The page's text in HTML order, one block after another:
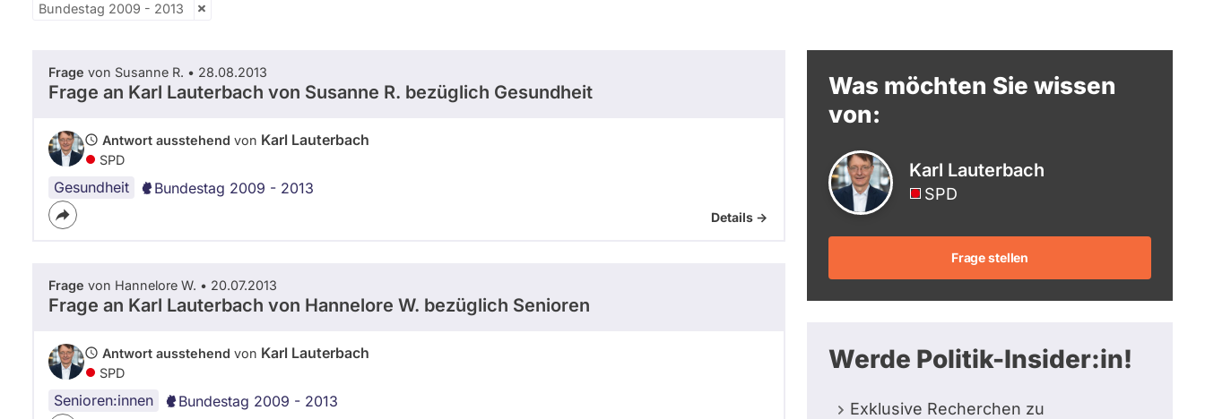
Bundestag 2009 - 2013
Frage von Susanne R. • 28.08.2013
Frage an Karl Lauterbach von Susanne R. bezüglich Gesundheit
Antwort ausstehend von Karl Lauterbach
SPD
Gesundheit Bundestag 2009 - 2013
Details ->
Frage von Hannelore W. • 20.07.2013
Frage an Karl Lauterbach von Hannelore W. bezüglich Senioren
Antwort ausstehend von Karl Lauterbach
SPD
Senioren:innen Bundestag 2009 - 2013
Was möchten Sie wissen
von:
Karl Lauterbach
SPD
Frage stellen
Werde Politik-Insider:in!
Exklusive Recherchen zu